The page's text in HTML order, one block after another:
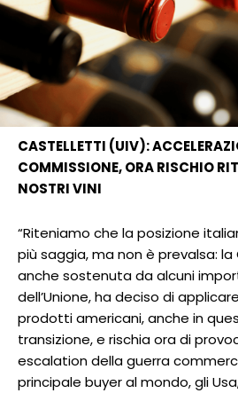
CASTELLETTI (UIV):
COMMISSIONE, ORA RISCHIO
NOSTRI VINI
“Riteniamo che la posizione
più saggia, ma non è prevalsa: la
anche sostenuta da alcuni
dell’Unione, ha deciso di
prodotti americani, anche in
transizione, e rischia ora di
escalation della guerra
principale buyer al mondo, gli